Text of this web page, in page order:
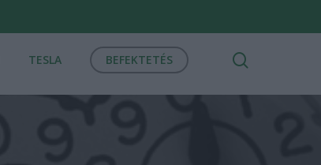
TESLA BEFEKTETÉS